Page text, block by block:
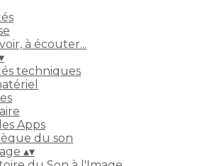
à écouter...
techniques
Apps
du son
▴▾